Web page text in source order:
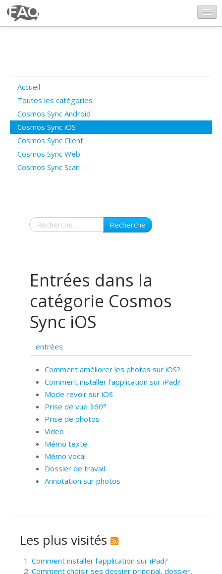
Poser une question
Questions ouvertes
Connexion
Accueil
Toutes les catégories
Cosmos Sync Android
Cosmos Sync iOS
Cosmos Sync Client
Cosmos Sync Web
Cosmos Sync Scan
Recherche
Entrées dans la
catégorie Cosmos
Sync iOS
entrées
Comment améliorer les photos sur iOS?
Comment installer l'application sur iPad?
Mode revoir sur iOS
Prise de vue 360°
Prise de photos
Video
Mémo texte
Mémo vocal
Dossier de travail
Annotation sur photos
Les plus visités
Comment installer l'application sur iPad?
Comment choisir ses dossier principal, dossier,